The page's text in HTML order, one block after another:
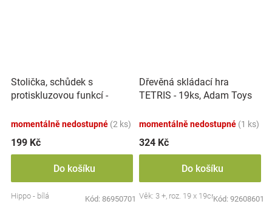
Stolička, schůdek s
protiskluzovou funkcí -
momentálně nedostupné (2 ks)
199 Kč
Do košíku
Hippo - bílá Kód: 86950701
Dřevěná skládací hra
TETRIS - 19ks, Adam Toys
momentálně nedostupné (1 ks)
324 Kč
Do košíku
Věk: 3 +, roz. 19 x 19cmKód: 92608601